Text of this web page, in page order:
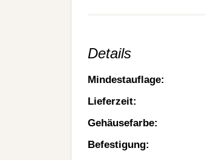
Details
Mindestauflage:
Lieferzeit:
Gehäusefarbe:
Befestigung: